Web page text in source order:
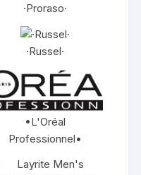
·Proraso·
·Russel·
•L'Oréal
Professionnel•